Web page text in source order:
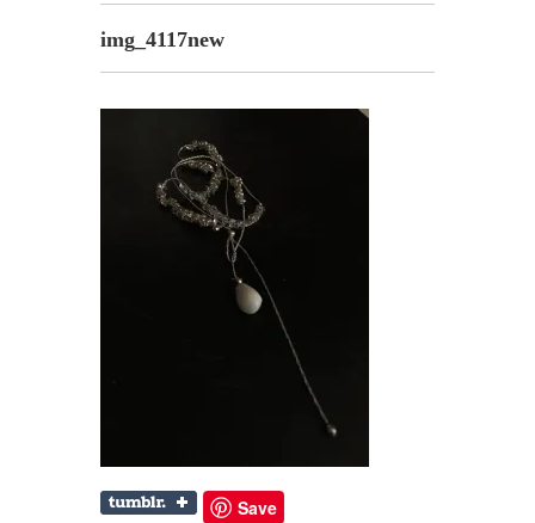
img_4117new
Save